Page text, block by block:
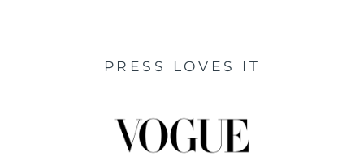
PRESS LOVES IT